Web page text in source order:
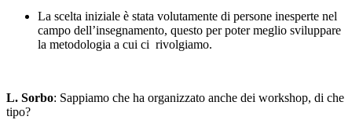
La scelta iniziale è stata volutamente di persone inesperte nel
campo dell’insegnamento, questo per poter meglio sviluppare
la metodologia a cui ci rivolgiamo.
L. Sorbo: Sappiamo che ha organizzato anche dei workshop, di che
tipo?